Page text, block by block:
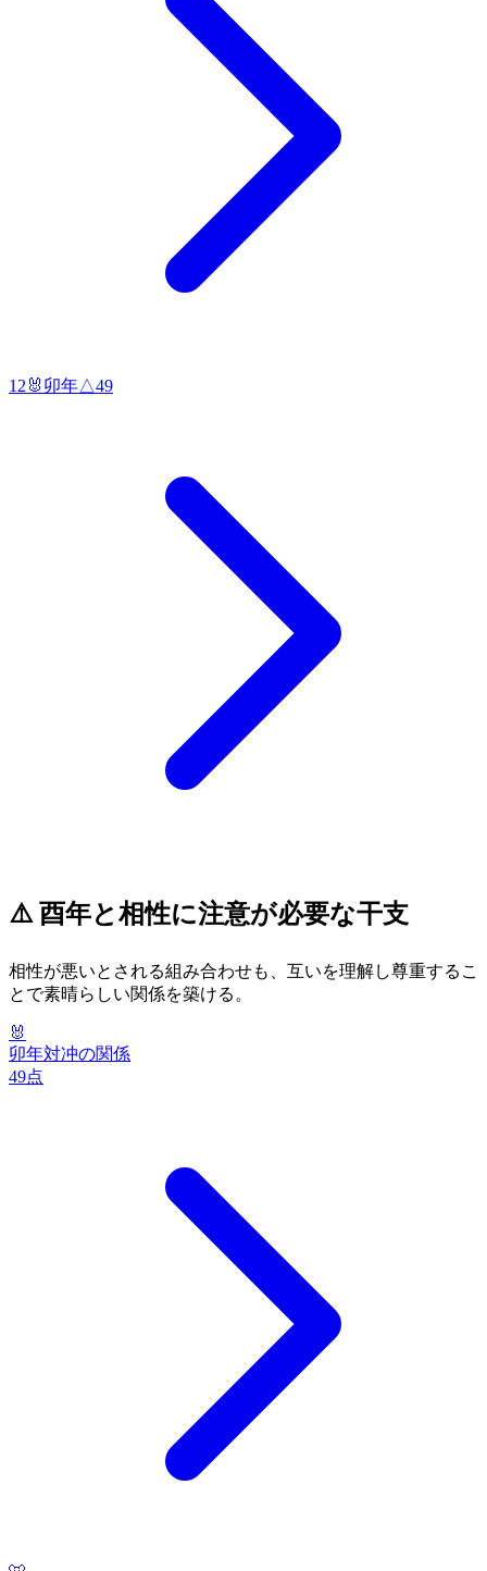
12 🐰 卯年△49
⚠️ 酉年と相性に注意が必要な干支
相性が悪いとされる組み合わせも、互いを理解し尊重するこ
とで素晴らしい関係を築ける。
🐰
卯年対冲の関係
49点